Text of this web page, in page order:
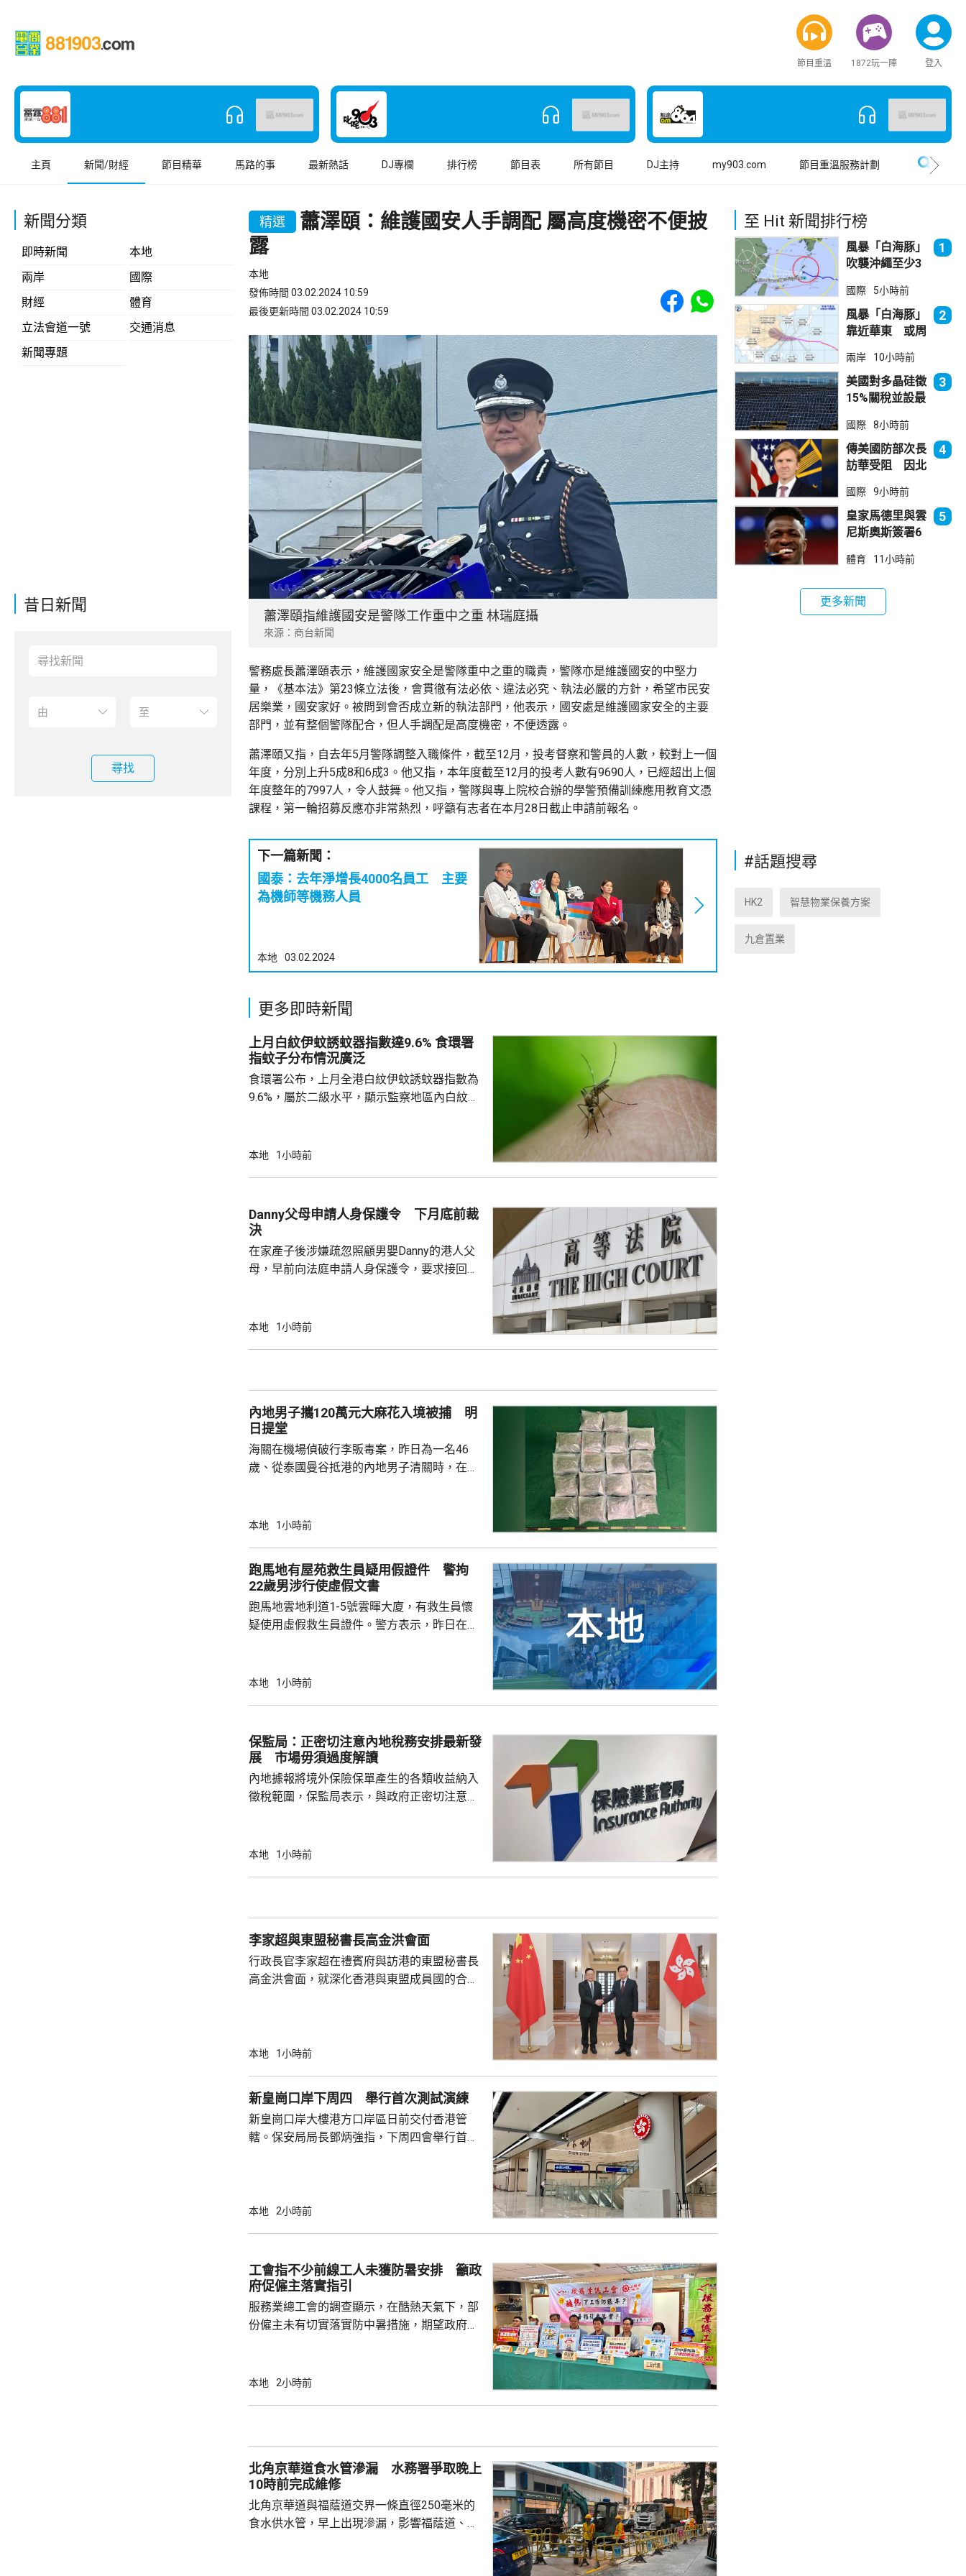
節目重溫 1872玩一陣 登入
主頁 新聞/財經 節目精華 馬路的事 最新熱話 DJ專欄 排行榜 節目表 所有節目 DJ主持 my903.com 節目重溫服務計劃
新聞分類
即時新聞
本地
兩岸
國際
財經
體育
立法會道一號
交通消息
新聞專題
昔日新聞
尋找
精選
蕭澤頤：維護國安人手調配 屬高度機密不便披
露
本地
發佈時間 03.02.2024 10:59
最後更新時間 03.02.2024 10:59
Share to Facebook
Share to WhatsApp
蕭澤頤指維護國安是警隊工作重中之重 林瑞庭攝
來源：商台新聞
警務處長蕭澤頤表示，維護國家安全是警隊重中之重的職責，警隊亦是維護國安的中堅力
量，《基本法》第23條立法後，會貫徹有法必依、違法必究、執法必嚴的方針，希望市民安
居樂業，國安家好。被問到會否成立新的執法部門，他表示，國安處是維護國家安全的主要
部門，並有整個警隊配合，但人手調配是高度機密，不便透露。
蕭澤頤又指，自去年5月警隊調整入職條件，截至12月，投考督察和警員的人數，較對上一個
年度，分別上升5成8和6成3。他又指，本年度截至12月的投考人數有9690人，已經超出上個
年度整年的7997人，令人鼓舞。他又指，警隊與專上院校合辦的學警預備訓練應用教育文憑
課程，第一輪招募反應亦非常熱烈，呼籲有志者在本月28日截止申請前報名。
下一篇新聞：
國泰：去年淨增長4000名員工 主要
為機師等機務人員
本地 03.02.2024
更多即時新聞
上月白紋伊蚊誘蚊器指數達9.6% 食環署
指蚊子分布情況廣泛
食環署公布，上月全港白紋伊蚊誘蚊器指數為
9.6%，屬於二級水平，顯示監察地區內白紋伊
德、長沙灣及馬鞍山，大多位於區內的私人住
迅速繁殖。署方已聯同相關部門，在有關地區
加強防蚊及滅蚊工作；原先在分區誘蚊器指數
達20%時啓動的強化控蚊工...
本地 1小時前
Danny父母申請人身保護令 下月底前裁
決
在家產子後涉嫌疏忽照顧男嬰Danny的港人父
母，早前向法庭申請人身保護令，要求接回被
的父母聆訊後在庭外表示，社署認為他們在家
署限制探訪的做法是違反《兒童權利公約》及
《公民和政治權利國際公約...
本地 1小時前
內地男子攜120萬元大麻花入境被捕 明
日提堂
海關在機場偵破行李販毒案，昨日為一名46
歲、從泰國曼谷抵港的內地男子清關時，在他
一項販運危險藥物罪，明日在九龍城裁判法院
本地 1小時前
跑馬地有屋苑救生員疑用假證件 警拘
22歲男涉行使虛假文書
跑馬地雲地利道1-5號雲暉大廈，有救生員懷
疑使用虛假救生員證件。警方表示，昨日在屋
釋，下月上旬向警方報到。 食環署昨日指示有
本地 1小時前
保監局：正密切注意內地稅務安排最新發
展 市場毋須過度解讀
內地據報將境外保險保單產生的各類收益納入
徵稅範圍，保監局表示，與政府正密切注意內
境外投資收益必須依法申報及繳稅的要求一直
承等專業服務，相信對內地客戶有一定吸引
力。 香港保險業聯會表示，截至目前為...
本地 1小時前
李家超與東盟秘書長高金洪會面
行政長官李家超在禮賓府與訪港的東盟秘書長
高金洪會面，就深化香港與東盟成員國的合作
表示，特區政府正全速制定香港第一個五年規
指，香港在「一國兩制」下擁有背靠祖國、聯
通世界的獨特優勢，會積極擔當「超級聯...
本地 1小時前
新皇崗口岸下周四 舉行首次測試演練
新皇崗口岸大樓港方口岸區日前交付香港管
轄。保安局局長鄧炳強指，下周四會舉行首次
指，皇崗口岸以往最高峰期間是1小時內有
多，若能應付人流，相信日後運作會相對暢
順。
本地 2小時前
工會指不少前線工人未獲防暑安排 籲政
府促僱主落實指引
服務業總工會的調查顯示，在酷熱天氣下，部
份僱主未有切實落實防中暑措施，期望政府加
作逾4小時，僱主沒有安排額外休息時間，亦
指引》，而且工作暑熱警告等指引對僱主的法
律約束力不足，部份僱主的防中暑措施...
本地 2小時前
北角京華道食水管滲漏 水務署爭取晚上
10時前完成維修
北角京華道與福蔭道交界一條直徑250毫米的
食水供水管，早上出現滲漏，影響福蔭道、京
至 Hit 新聞排行榜
風暴「白海豚」
吹襲沖繩至少3
取消
1
國際 5小時前
風暴「白海豚」
靠近華東 或周
2
兩岸 10小時前
美國對多晶硅徵
15%關稅並設最
克：中國無法再
傾銷
3
國際 8小時前
傳美國防部次長
訪華受阻 因北
售
4
國際 9小時前
皇家馬德里與雲
尼斯奧斯簽署6
5
體育 11小時前
更多新聞
#話題搜尋
HK2 智慧物業保養方案
九倉置業